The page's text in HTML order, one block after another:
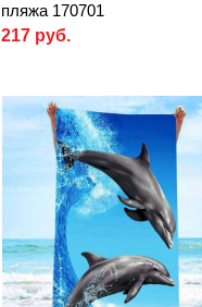
пляжа 170701
217 руб.